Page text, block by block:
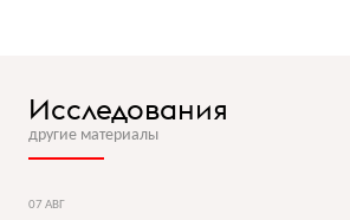
Исследования
другие материалы
07 АВГ